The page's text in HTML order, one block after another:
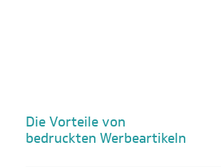
Die Vorteile von
bedruckten Werbeartikeln